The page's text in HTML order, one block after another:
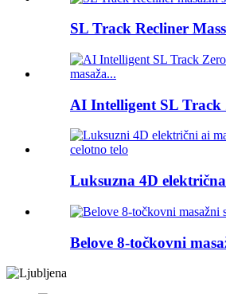
SL Track Recliner
AI Intelligent SL Track
Luksuzna 4D
Belove 8-točkovni